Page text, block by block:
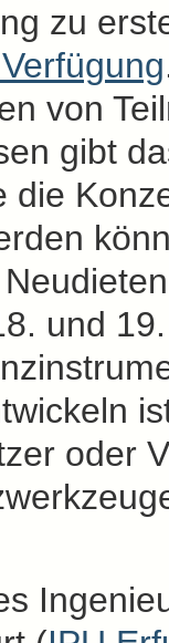
zu
von
gibt
die
und
oder